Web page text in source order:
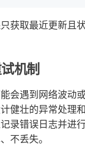
获取最近更新且
机制
会遇到网络波动
健壮的异常处理
录错误日志并进
不丢失。